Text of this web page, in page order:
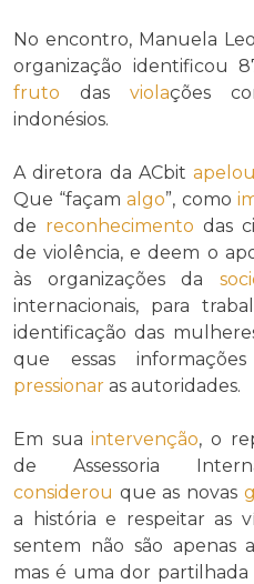
No encontro, Manuela
organização identificou
fruto das violações
indonésios.
A diretora da ACbit apelou
Que “façamalgo”, como
de reconhecimento das
de violência, e deem o
às organizações da
internacionais, para
identificação das
que essas
pressionar as autoridades.
Em suaintervenção, o
de Assessoria
considerou que as novas
a história e respeitar as
sentem não são apenas
mas é uma dor